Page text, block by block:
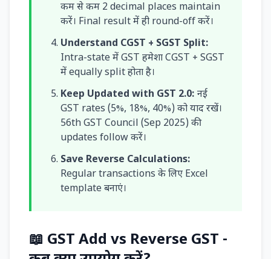
कम से कम 2 decimal places maintain
करें। Final result में ही round-off करें।
Understand CGST + SGST Split:
Intra-state में GST हमेशा CGST + SGST
में equally split होता है।
Keep Updated with GST 2.0: नई
GST rates (5%, 18%, 40%) को याद रखें।
56th GST Council (Sep 2025) की
updates follow करें।
Save Reverse Calculations:
Regular transactions के लिए Excel
template बनाएं।
📖 GST Add vs Reverse GST -